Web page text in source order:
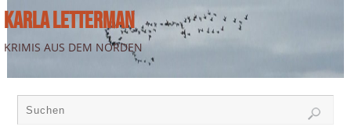
KARLA LETTERMAN
KRIMIS AUS DEM NORDEN